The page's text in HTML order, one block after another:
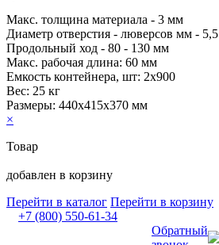
Макс. толщина материала - 3 мм
Диаметр отверстия - люверсов мм - 5,5
Продольный ход - 80 - 130 мм
Макс. рабочая длина: 60 мм
Емкость контейнера, шт: 2x900
Вес: 25 кг
Размеры: 440х415х370 мм
×
Товар
добавлен в корзину
Перейти в каталог Перейти в корзину
+7 (800) 550-61-34
Обратный